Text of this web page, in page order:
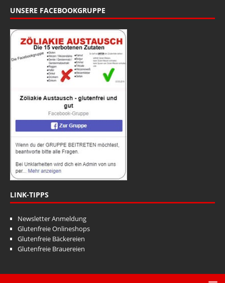
UNSERE FACEBOOKGRUPPE
LINK-TIPPS
Newsletter Anmeldung
Glutenfreie Onlineshops
Glutenfreie Bäckereien
Glutenfreie Brauereien